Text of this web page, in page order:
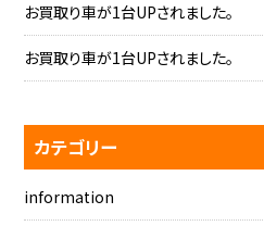
お買取り車が1台UPされました。
お買取り車が1台UPされました。
カテゴリー
information